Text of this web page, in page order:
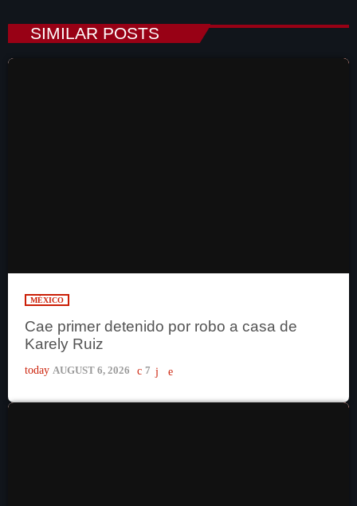
SIMILAR POSTS
MÉXICO
Cae primer detenido por robo a casa de
Karely Ruiz
today AUGUST 6, 2026 7